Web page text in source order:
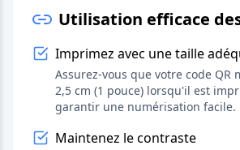
Utilisation efficace
Imprimez avec une taille
Assurez-vous que votre code QR
2,5 cm (1 pouce) lorsqu'il est
garantir une numérisation facile.
Maintenez le contraste